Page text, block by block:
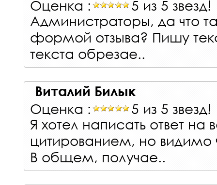
Оценка :
5 из 5 звезд!
Администраторы, да что
формой отзыва? Пишу
текста обрезае..
Виталий Билык
Оценка :
5 из 5 звезд!
Я хотел написать ответ на
цитированием, но видимо
В общем, получае..